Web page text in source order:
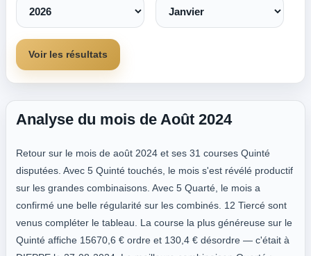
Voir les résultats
Analyse du mois de Août 2024
Retour sur le mois de août 2024 et ses 31 courses Quinté
disputées. Avec 5 Quinté touchés, le mois s'est révélé productif
sur les grandes combinaisons. Avec 5 Quarté, le mois a
confirmé une belle régularité sur les combinés. 12 Tiercé sont
venus compléter le tableau. La course la plus généreuse sur le
Quinté affiche 15670,6 € ordre et 130,4 € désordre — c'était à